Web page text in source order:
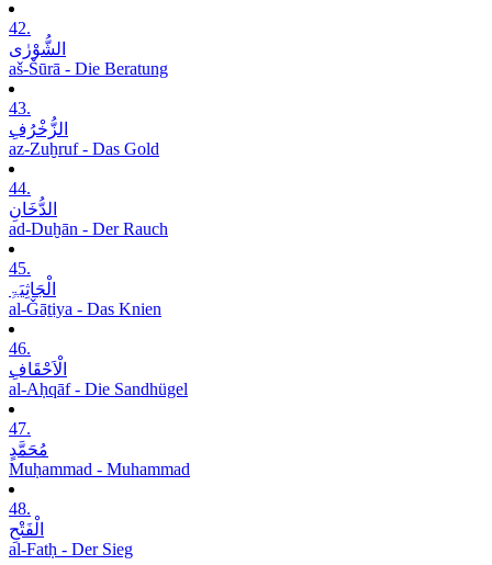
42.
الشُّوْرٰی
aš-Šūrā - Die Beratung
43.
الزُّخْرُفِ
az-Zuḫruf - Das Gold
44.
الدُّخَانِ
ad-Duḫān - Der Rauch
45.
الْجَاثِیَۃِ
al-Ǧāṯiya - Das Knien
46.
الْاَحْقَافِ
al-Aḥqāf - Die Sandhügel
47.
مُحَمَّدٍ
Muḥammad - Muhammad
48.
الْفَتْحِ
al-Fatḥ - Der Sieg